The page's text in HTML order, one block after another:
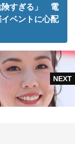
険すぎる」 電
ベントに心配